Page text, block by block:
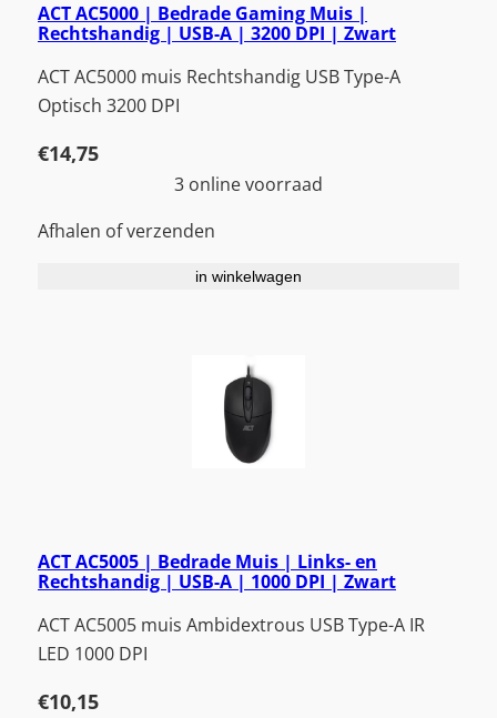
ACT AC5000 | Bedrade Gaming Muis |
Rechtshandig | USB-A | 3200 DPI | Zwart
ACT AC5000 muis Rechtshandig USB Type-A
Optisch 3200 DPI
€14,75
3 online voorraad
Afhalen of verzenden
in winkelwagen
ACT AC5005 | Bedrade Muis | Links- en
Rechtshandig | USB-A | 1000 DPI | Zwart
ACT AC5005 muis Ambidextrous USB Type-A IR
LED 1000 DPI
€10,15